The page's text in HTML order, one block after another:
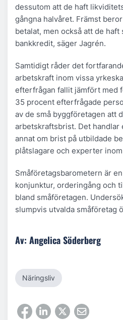
dessutom att de haft
gångna halvåret. Främst
betalat, men också att de
bankkredit, säger Jagrén.
Samtidigt råder det
arbetskraft inom vissa
efterfrågan fallit jämfört med
35 procent efterfrågade
av de små byggföretagen att
arbetskraftsbrist. Det handlar
annat om brist på utbildade
plåtslagare och experter
Småföretagsbarometern är
konjunktur, orderingång och
bland småföretagen.
slumpvis utvalda småföretag
Av: Angelica Söderberg
Näringsliv